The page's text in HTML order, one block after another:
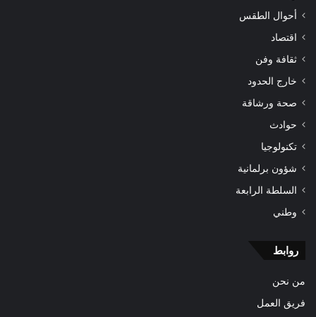
أحوال الطقس
اقتصاد
ثقافة وفن
خارج الحدود
صحة ورشاقة
حوادث
تكنولوجيا
شؤون برلمانية
السلطة الرابعة
وطني
روابط
من نحن
فريق العمل